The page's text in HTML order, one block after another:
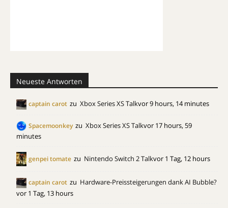
Neueste Antworten
captain carot zu Xbox Series XS Talkvor 9 hours, 14 minutes
Spacemoonkey zu Xbox Series XS Talkvor 17 hours, 59
minutes
genpei tomate zu Nintendo Switch 2 Talkvor 1 Tag, 12 hours
captain carot zu Hardware-Preissteigerungen dank AI Bubble?
vor 1 Tag, 13 hours